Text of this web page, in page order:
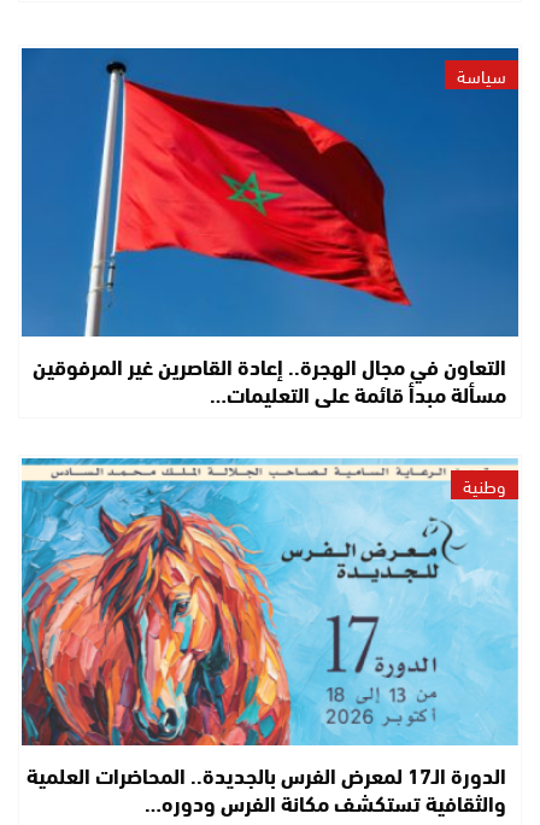
سياسة
التعاون في مجال الهجرة.. إعادة القاصرين غير المرفوقين
مسألة مبدأ قائمة على التعليمات…
وطنية
الدورة الـ17 لمعرض الفرس بالجديدة.. المحاضرات العلمية
والثقافية تستكشف مكانة الفرس ودوره…